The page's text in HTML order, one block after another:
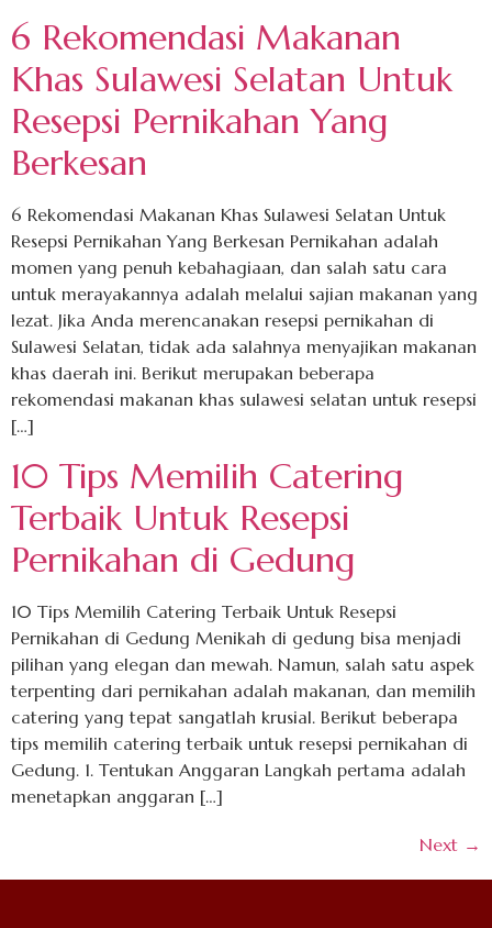
6 Rekomendasi Makanan
Khas Sulawesi Selatan Untuk
Resepsi Pernikahan Yang
Berkesan
6 Rekomendasi Makanan Khas Sulawesi Selatan Untuk
Resepsi Pernikahan Yang Berkesan Pernikahan adalah
momen yang penuh kebahagiaan, dan salah satu cara
untuk merayakannya adalah melalui sajian makanan yang
lezat. Jika Anda merencanakan resepsi pernikahan di
Sulawesi Selatan, tidak ada salahnya menyajikan makanan
khas daerah ini. Berikut merupakan beberapa
rekomendasi makanan khas sulawesi selatan untuk resepsi
[…]
10 Tips Memilih Catering
Terbaik Untuk Resepsi
Pernikahan di Gedung
10 Tips Memilih Catering Terbaik Untuk Resepsi
Pernikahan di Gedung Menikah di gedung bisa menjadi
pilihan yang elegan dan mewah. Namun, salah satu aspek
terpenting dari pernikahan adalah makanan, dan memilih
catering yang tepat sangatlah krusial. Berikut beberapa
tips memilih catering terbaik untuk resepsi pernikahan di
Gedung. 1. Tentukan Anggaran Langkah pertama adalah
menetapkan anggaran […]
Next →